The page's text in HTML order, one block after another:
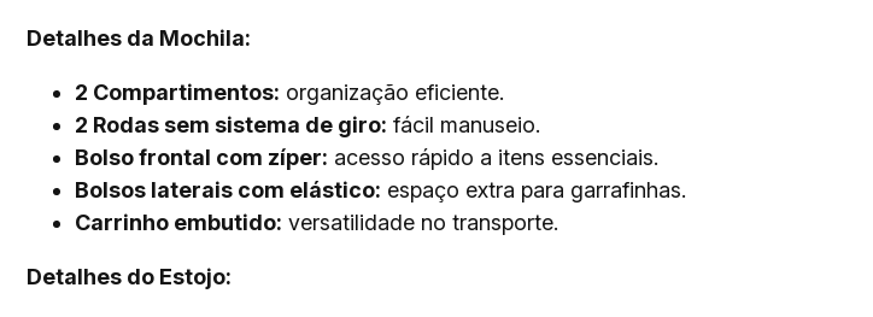
Detalhes da Mochila:
2 Compartimentos: organização eficiente.
2 Rodas sem sistema de giro: fácil manuseio.
Bolso frontal com zíper: acesso rápido a itens essenciais.
Bolsos laterais com elástico: espaço extra para garrafinhas.
Carrinho embutido: versatilidade no transporte.
Detalhes do Estojo: